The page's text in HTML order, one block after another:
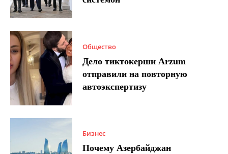
Общество
Дело тиктокерши Arzum
отправили на повторную
автоэкспертизу
Бизнес
Почему Азербайджан